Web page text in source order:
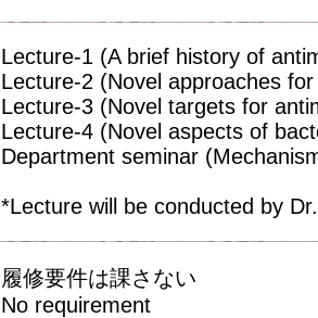
Lecture-1 (A brief history of
Lecture-2 (Novel approaches
Lecture-3 (Novel targets for
Lecture-4 (Novel aspects of
Department seminar
*Lecture will be conducted by
履修要件は課さない
No requirement